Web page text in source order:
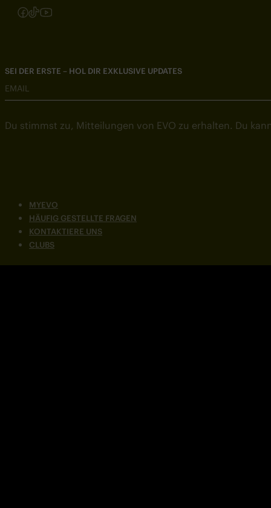
Folgen Sie uns auf Instagram
Folgen Sie uns auf Facebook
Folgen Sie uns auf TikTok
Folgen Sie uns auf YouTube
MYEVO
HÄUFIG GESTELLTE FRAGEN
KONTAKTIERE UNS
CLUBS
SEI DER ERSTE – HOL DIR EXKLUSIVE UPDATES
EMAIL
Du stimmst zu, Mitteilungen von EVO zu erhalten. Du